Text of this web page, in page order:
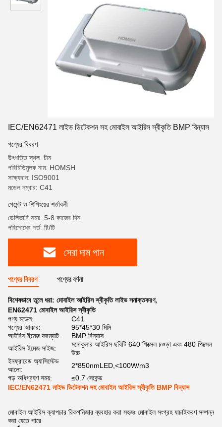
IEC/EN62471 লাইভ ডিটেকশন সহ মোবাইল আইরিস স্বীকৃতি BMP বিন্যাস
পণ্যের বিবরণ
উৎপত্তি স্থল: চীন
পরিচিতিমুলক নাম: HOMSH
সাক্ষ্যদান: ISO9001
মডেল নম্বার: C41
পেমেন্ট ও শিপিংয়ের শর্তাবলী
ডেলিভারি সময়: 5-8 কাজের দিন
পরিশোধের শর্ত: টি/টি
সেরা দাম পান
পণ্যের বিবরণ পণ্যের বর্ণনা
বিশেষভাবে তুলে ধরা: মোবাইল আইরিস স্বীকৃতি লাইভ সনাক্তকরণ,
EN62471 মোবাইল আইরিস স্বীকৃতি
পণ্য মডেল:
C41
পণ্যের আকার:
95*45*30 মিমি
আইরিস ইমেজ ফরম্যাট:
BMP বিন্যাস
আইরিস ইমেজ সাইজ:
মনোকুলার আইরিস ছবিটি 640 পিক্সেল চওড়া এবং 480 পিক্সেল
উচ্চ
ইনফ্রারেড অ্যাসিস্টেড
আলো:
2*850nmLED,<100W/m3
গড় অধিগ্রহণ সময়:
≤0.7 সেকেন্ড
IEC/EN62471 লাইভ ডিটেকশন সহ মোবাইল আইরিস স্বীকৃতি BMP বিন্যাস
মোবাইল আইরিস ক্যাপচার রিকগনিজার ব্যবহার করা সহজঃ মোবাইল সংগ্রহ যাচাইকরণ সম্পন্ন
করা যেতে পারে